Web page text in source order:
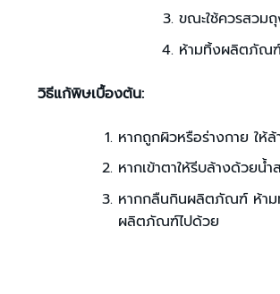
ขณะใช้ควรสวม
ห้ามทิ้งผลิตภัณฑ์
วิธีแก้พิษเบื้องต้น:
หากถูกผิวหรือร่างกาย ให้
หากเข้าตาให้รีบล้างด้วยน้
หากกลืนกินผลิตภัณฑ์ ห้าม
ผลิตภัณฑ์ไปด้วย